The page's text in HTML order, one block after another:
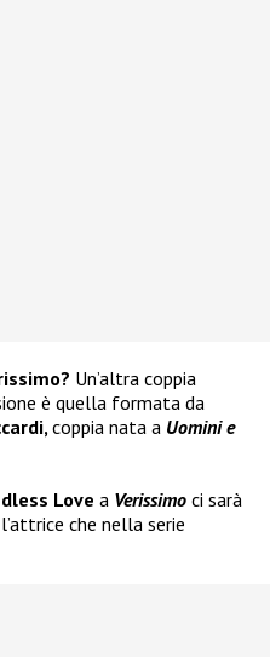
Un’altra coppia
è quella formata da
coppia nata a Uomini e
Love a Verissimo ci sarà
che nella serie